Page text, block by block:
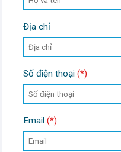
Địa chỉ
Số điện thoại (*)
Email (*)